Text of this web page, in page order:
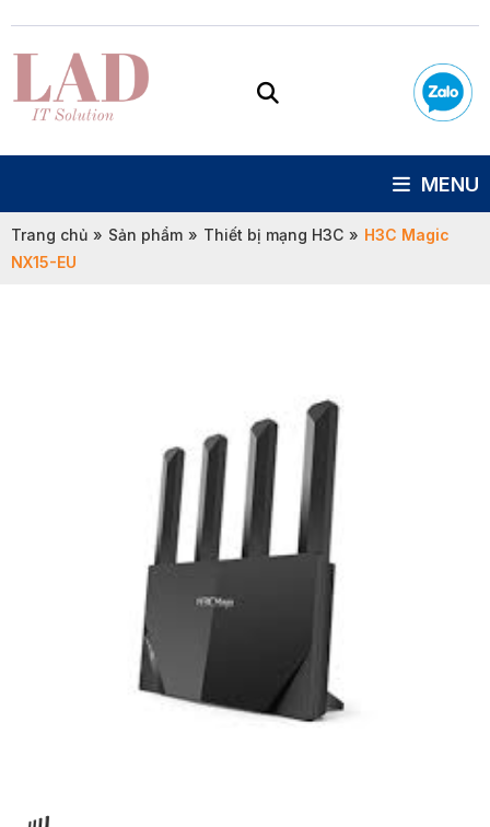
MENU
Trang chủ » Sản phẩm » Thiết bị mạng H3C » H3C Magic
NX15-EU